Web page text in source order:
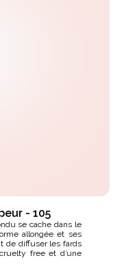
- 105
se cache dans le
allongée et ses
de diffuser les fards
free et d’une